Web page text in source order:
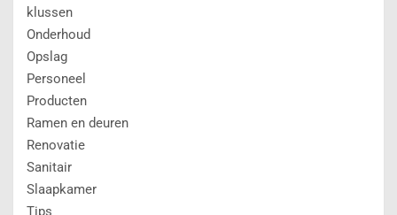
klussen
Onderhoud
Opslag
Personeel
Producten
Ramen en deuren
Renovatie
Sanitair
Slaapkamer
Tips